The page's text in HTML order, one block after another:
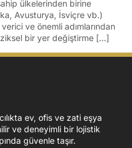
ülkelerinden birine
Avusturya, İsviçre vb.)
ve önemli adımlarından
bir yer değiştirme […]
ev, ofis ve zati eşya
ve deneyimli bir lojistik
güvenle taşır.